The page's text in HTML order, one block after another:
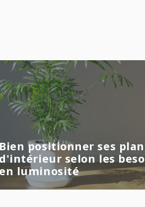
Bien positionner ses
d'intérieur selon les
en luminosité